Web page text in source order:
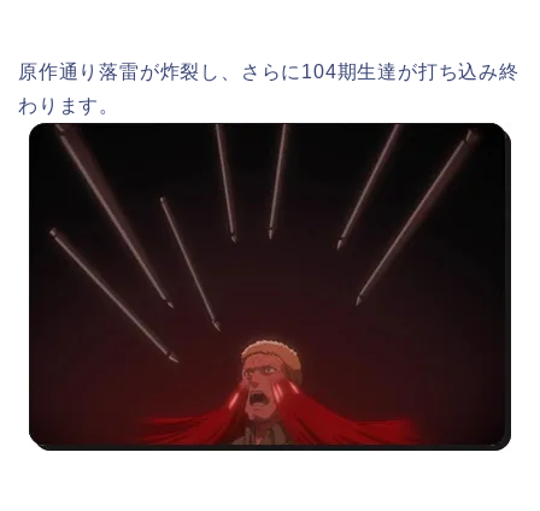
原作通り落雷が炸裂し、さらに104期生達が打ち込み終
わります。